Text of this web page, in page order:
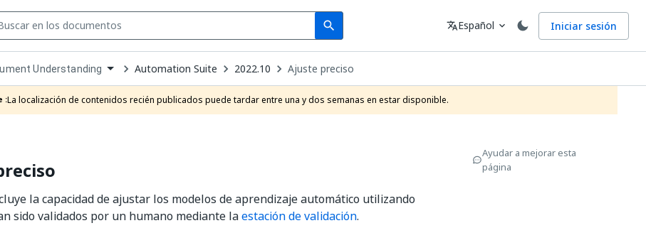
search
Search Idioma
translateEspañol expand_more Iniciar sesión
Understanding Automation Suite 2022.10 Ajuste preciso
:La localización de contenidos recién publicados puede tardar entre una y dos semanas en estar disponible.
la capacidad de ajustar los modelos de aprendizaje automático utilizando
sido validados por un humano mediante laestación de validación.
Ayudar a mejorar esta
página